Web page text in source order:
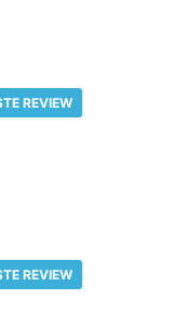
REVIEW
REVIEW